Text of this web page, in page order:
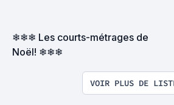
❄❄❄ Les courts-métrages de
Noël! ❄❄❄
VOIR PLUS DE